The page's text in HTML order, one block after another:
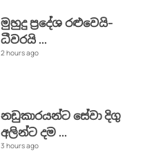
මුහුදු ප්‍රදේශ රළුවෙයි-
ධීවරයි ...
2 hours ago
නඩුකාරයන්ට සේවා දිගු
අලින්ට දම ...
3 hours ago